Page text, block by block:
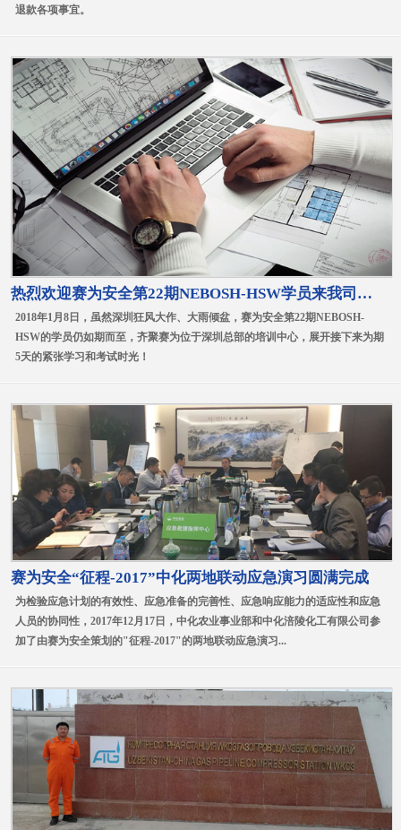
退款各项事宜。
热烈欢迎赛为安全第22期NEBOSH-HSW学员来我司参加培训
2018年1月8日，虽然深圳狂风大作、大雨倾盆，赛为安全第22期NEBOSH-
HSW的学员仍如期而至，齐聚赛为位于深圳总部的培训中心，展开接下来为期
5天的紧张学习和考试时光！
赛为安全“征程-2017”中化两地联动应急演习圆满完成
为检验应急计划的有效性、应急准备的完善性、应急响应能力的适应性和应急
人员的协同性，2017年12月17日，中化农业事业部和中化涪陵化工有限公司参
加了由赛为安全策划的"征程-2017"的两地联动应急演习...